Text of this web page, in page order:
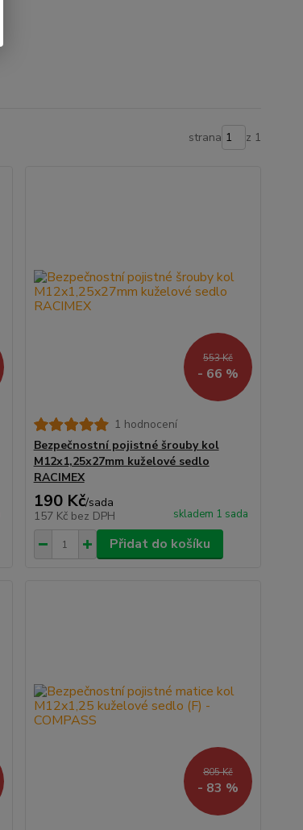
strana z 1
553 Kč
- 66 %
1 hodnocení
Bezpečnostní pojistné šrouby kol
M12x1,25x27mm kuželové sedlo
RACIMEX
190 Kč/sada
157 Kč bez DPH skladem 1 sada
Přidat do košíku
805 Kč
- 83 %